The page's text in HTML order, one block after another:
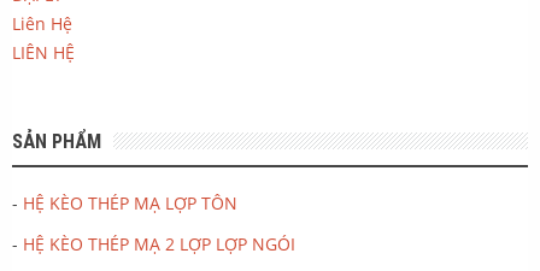
Liên Hệ
LIÊN HỆ
SẢN PHẨM
- HỆ KÈO THÉP MẠ LỢP TÔN
- HỆ KÈO THÉP MẠ 2 LỢP LỢP NGÓI